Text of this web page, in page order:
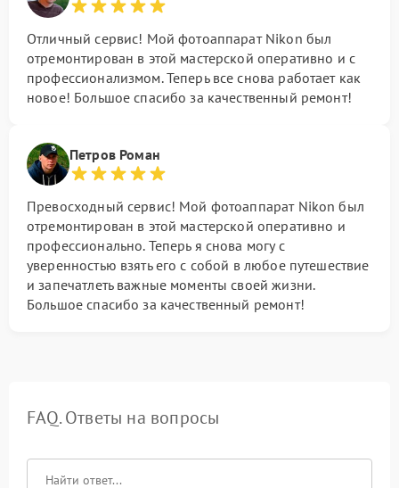
Отличный сервис! Мой фотоаппарат Nikon был
отремонтирован в этой мастерской оперативно и с
профессионализмом. Теперь все снова работает как
новое! Большое спасибо за качественный ремонт!
Петров Роман
Превосходный сервис! Мой фотоаппарат Nikon был
отремонтирован в этой мастерской оперативно и
профессионально. Теперь я снова могу с
уверенностью взять его с собой в любое путешествие
и запечатлеть важные моменты своей жизни.
Большое спасибо за качественный ремонт!
FAQ. Ответы на вопросы